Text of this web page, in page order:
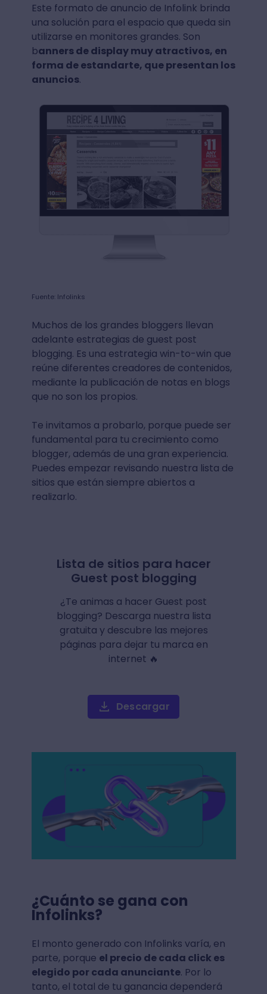
Este formato de anuncio de Infolink brinda
una solución para el espacio que queda sin
utilizarse en monitores grandes. Son
banners de display muy atractivos, en
forma de estandarte, que presentan los
anuncios.
Fuente: Infolinks
Muchos de los grandes bloggers llevan
adelante estrategias de guest post
blogging. Es una estrategia win-to-win que
reúne diferentes creadores de contenidos,
mediante la publicación de notas en blogs
que no son los propios.
Te invitamos a probarlo, porque puede ser
fundamental para tu crecimiento como
blogger, además de una gran experiencia.
Puedes empezar revisando nuestra lista de
sitios que están siempre abiertos a
realizarlo.
Lista de sitios para hacer
Guest post blogging
¿Te animas a hacer Guest post
blogging? Descarga nuestra lista
gratuita y descubre las mejores
páginas para dejar tu marca en
internet 🔥
Descargar
¿Cuánto se gana con
Infolinks?
El monto generado con Infolinks varía, en
parte, porque el precio de cada click es
elegido por cada anunciante. Por lo
tanto, el total de tu ganancia dependerá